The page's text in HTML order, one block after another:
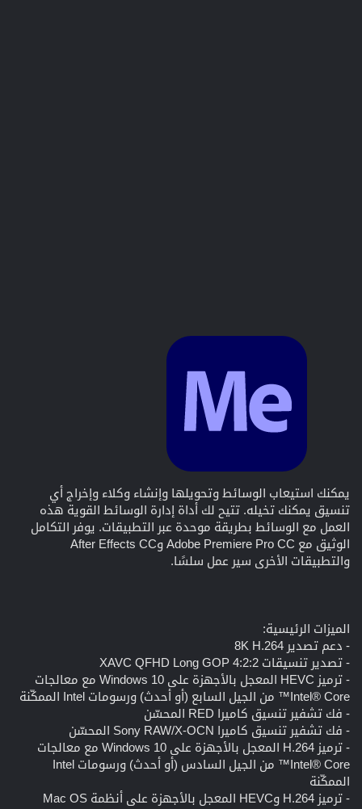
يمكنك استيعاب الوسائط وتحويلها وإنشاء وكلاء وإخراج أي
تنسيق يمكنك تخيله. تتيح لك أداة إدارة الوسائط القوية هذه
العمل مع الوسائط بطريقة موحدة عبر التطبيقات. يوفر التكامل
الوثيق مع Adobe Premiere Pro CC وAfter Effects CC
والتطبيقات الأخرى سير عمل سلسًا.
الميزات الرئيسية:
- دعم تصدير 8K H.264
- تصدير تنسيقات XAVC QFHD Long GOP 4:2:2
- ترميز HEVC المعجل بالأجهزة على Windows 10 مع معالجات
Intel® Core™ من الجيل السابع (أو أحدث) ورسومات Intel الممكّنة
- فك تشفير تنسيق كاميرا RED المحسّن
- فك تشفير تنسيق كاميرا Sony RAW/X-OCN المحسّن
- ترميز H.264 المعجل بالأجهزة على Windows 10 مع معالجات
Intel® Core™ من الجيل السادس (أو أحدث) ورسومات Intel
الممكّنة
- ترميز H.264 وHEVC المعجل بالأجهزة على أنظمة Mac OS